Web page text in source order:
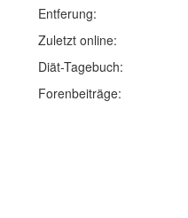
Entferung:
Zuletzt online:
Diät-Tagebuch:
Forenbeiträge: